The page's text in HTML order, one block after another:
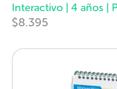
Interactivo | 4 años |
$8.395